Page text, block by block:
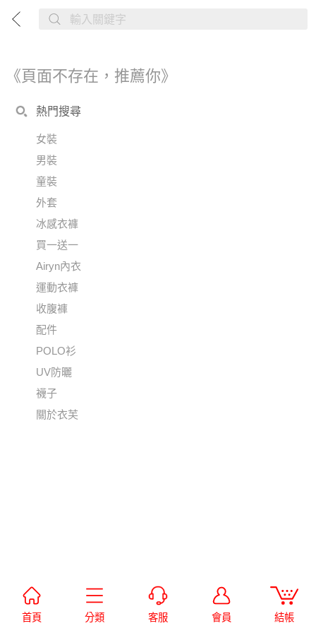
首頁 分類 客服 會員 結帳
《頁面不存在，推薦你》
熱門搜尋
女裝
男裝
童裝
外套
冰感衣褲
買一送一
Airyn內衣
運動衣褲
收腹褲
配件
POLO衫
UV防曬
襪子
關於衣芙